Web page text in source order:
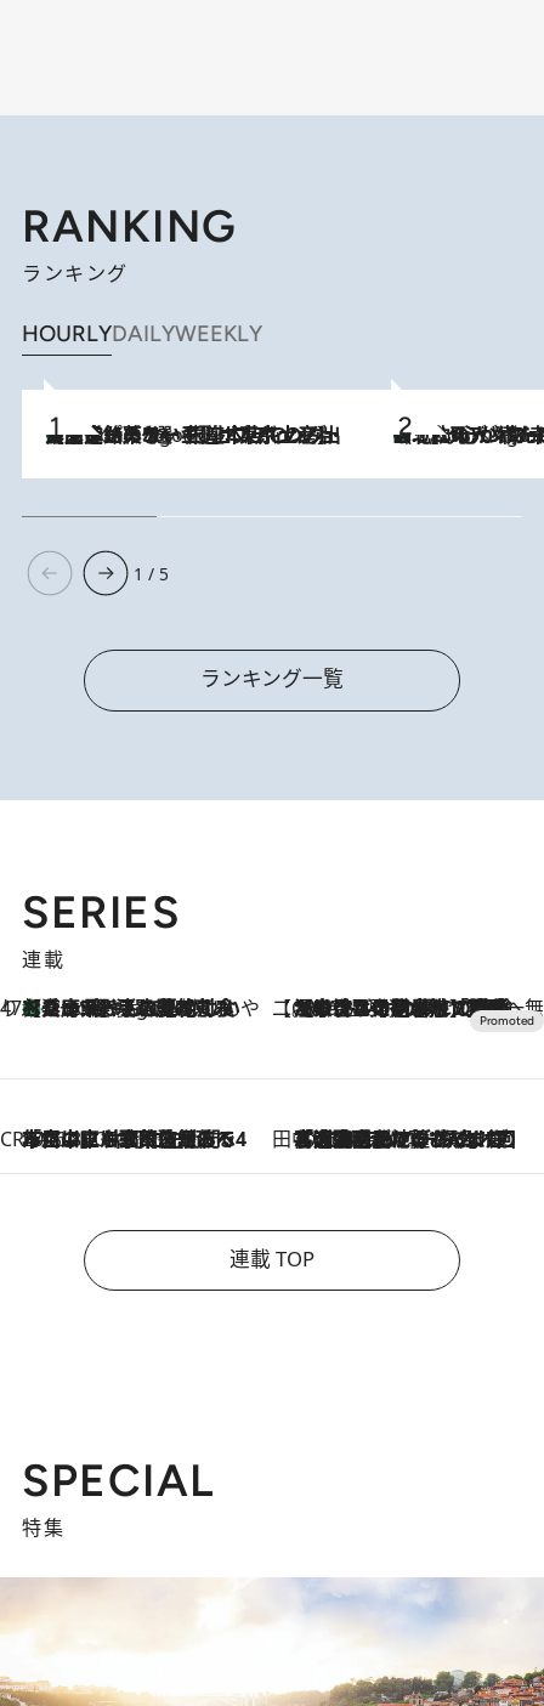
RANKING
ランキング
HOURLYDAILYWEEKLY
2 Hours Ago
【間違いのない王道・東京土産】資生堂パーラー 銀座本店でのみ出会える銘菓5選《極上プディング・濃厚チーズケーキ・ボンボンショコラほか》 2 Hours Ago
《北欧の人々の幸福度が高いのは…》元デンマーク親善大使が出会った“心が満たされる暮らし”「いいかげんにヒュッゲしなさい！」
1 / 5
ランキング一覧
SERIES
連載
47都道府県の手みやげ ひんやりスイーツで夏を満喫
2 Hours Ago
【兵庫県】この夏絶対食べたい 冷やしておいしいおやつ3選 淡路島の恵みをジェラートに集約 【CREA×星野リゾート】唯一無二。癒しと発見が待つ場所へ
2026.8.7
【トンボの足水浴】ヒノキの香りに包まれて涼感マックス！約13℃の湧水かけ流しを避暑地「星野温泉 トンボの湯」で体験
CREA'S CHOICE
2026.8.7
「立川にも歌舞伎があるんだよ」 片岡仁左衛門・市川中車ら豪華座組みで4年目の立川立飛歌舞伎へ 田中稲の勝手に再ブーム
2026.8.7
「湘南乃風に憧れて」観客大盛上がりの“タオル回し”に、ラッパー顔負けの高速歌唱まで…さだまさし（74）のアグレッシブすぎる現在地
連載 TOP
SPECIAL
特集